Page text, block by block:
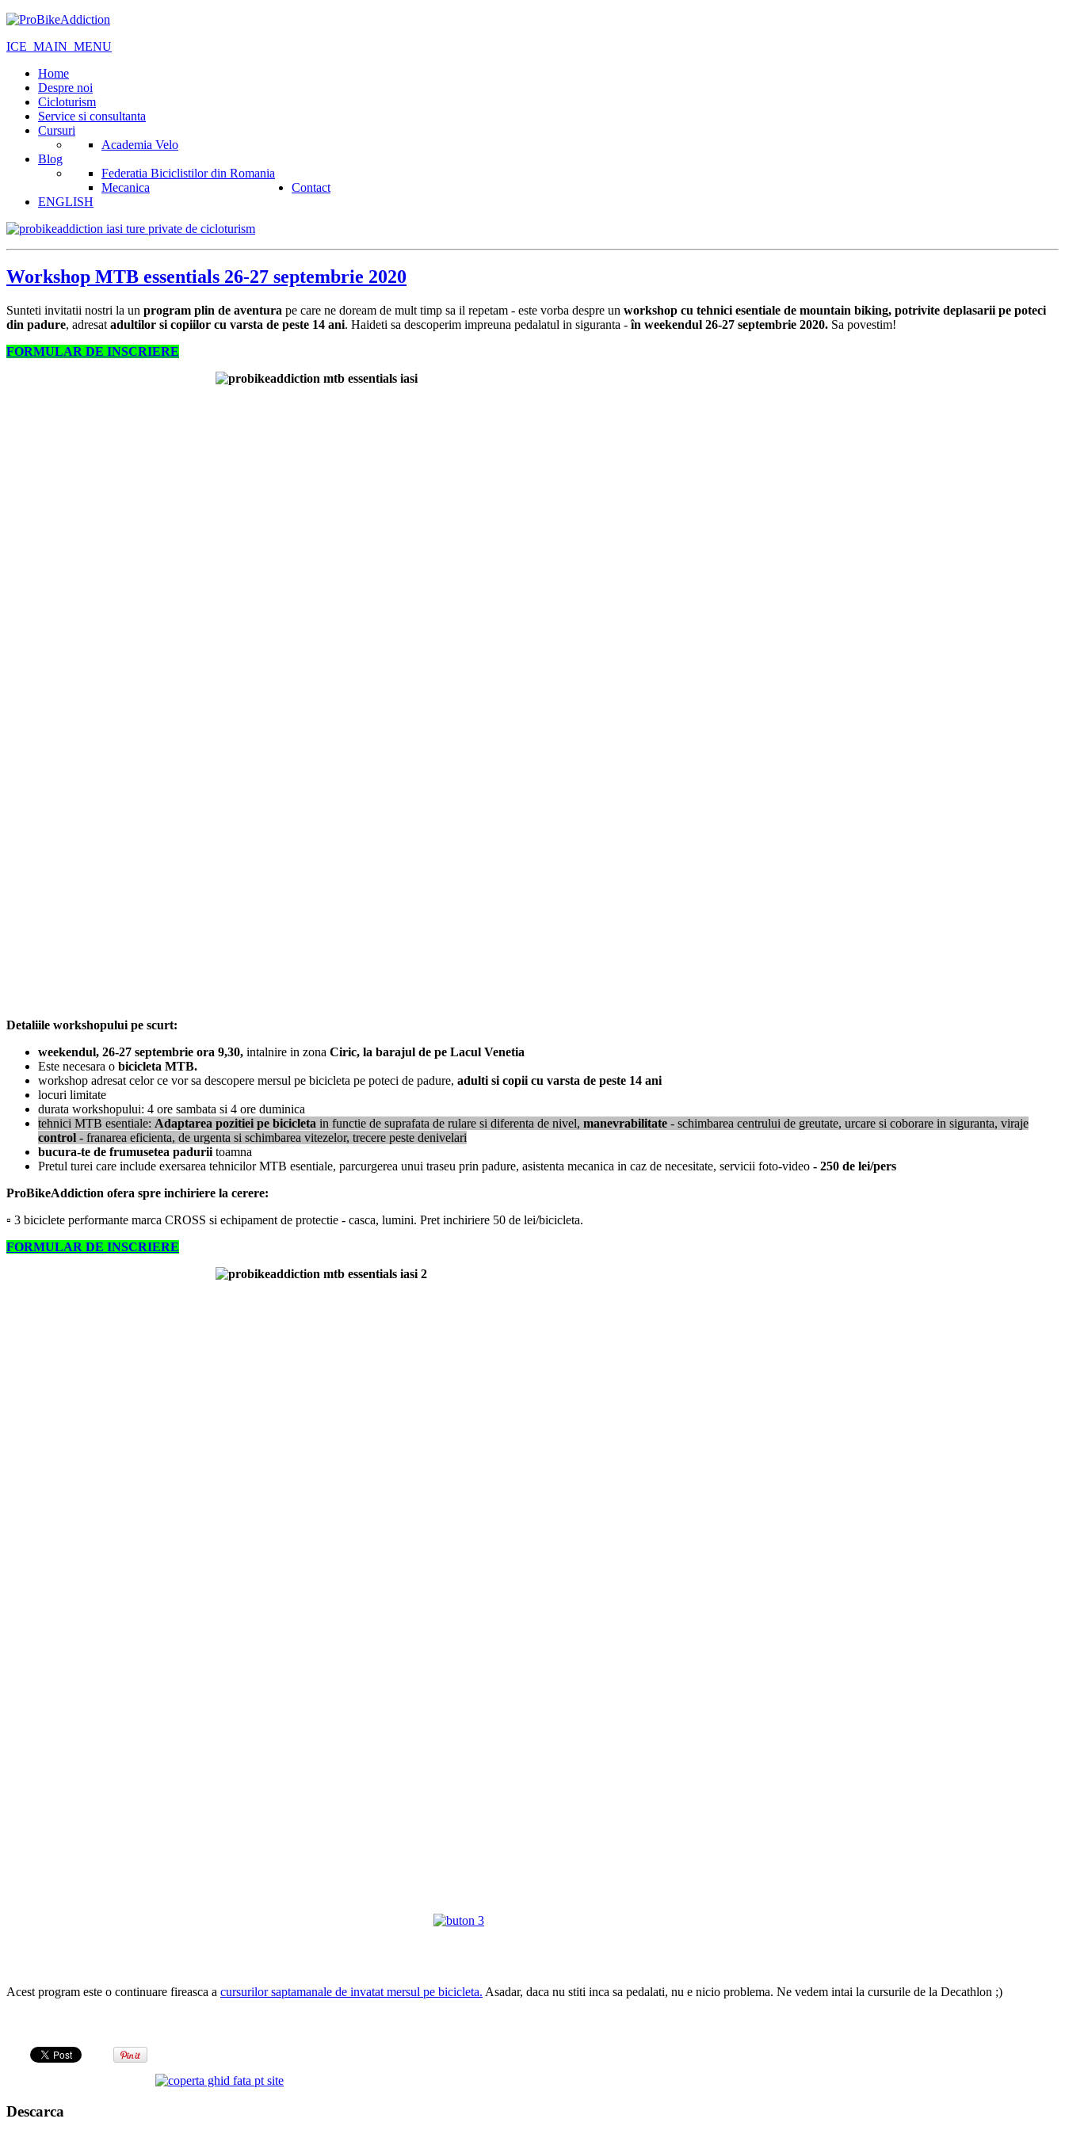
ICE_MAIN_MENU
Home
Despre noi
Cicloturism
Service si consultanta
Cursuri
Academia Velo
Blog
Federatia Biciclistilor din Romania
Mecanica
Contact
ENGLISH
Workshop MTB essentials 26-27 septembrie 2020
Sunteti invitatii nostri la un program plin de aventura pe care ne doream de mult timp sa il repetam - este vorba despre un workshop cu tehnici esentiale de mountain biking, potrivite deplasarii pe poteci
din padure, adresat adultilor si copiilor cu varsta de peste 14 ani. Haideti sa descoperim impreuna pedalatul in siguranta -în weekendul 26-27 septembrie 2020. Sa povestim!
FORMULAR DE INSCRIERE
Detaliile workshopului pe scurt:
weekendul, 26-27 septembrie ora 9,30, intalnire in zona Ciric, la barajul de pe Lacul Venetia
Este necesara o bicicleta MTB.
workshop adresat celor ce vor sa descopere mersul pe bicicleta pe poteci de padure, adulti si copii cu varsta de peste 14 ani
locuri limitate
durata workshopului: 4 ore sambata si 4 ore duminica
tehnici MTB esentiale: Adaptarea pozitiei pe bicicleta in functie de suprafata de rulare si diferenta de nivel, manevrabilitate - schimbarea centrului de greutate, urcare si coborare in siguranta, viraje
control - franarea eficienta, de urgenta si schimbarea vitezelor, trecere peste denivelari
bucura-te de frumusetea padurii toamna
Pretul turei care include exersarea tehnicilor MTB esentiale, parcurgerea unui traseu prin padure, asistenta mecanica in caz de necesitate, servicii foto-video - 250 de lei/pers
ProBikeAddiction ofera spre inchiriere la cerere:
▫ 3 biciclete performante marca CROSS si echipament de protectie - casca, lumini. Pret inchiriere 50 de lei/bicicleta.
FORMULAR DE INSCRIERE
Acest program este o continuare fireasca a cursurilor saptamanale de invatat mersul pe bicicleta. Asadar, daca nu stiti inca sa pedalati, nu e nicio problema. Ne vedem intai la cursurile de la Decathlon ;)
Descarca